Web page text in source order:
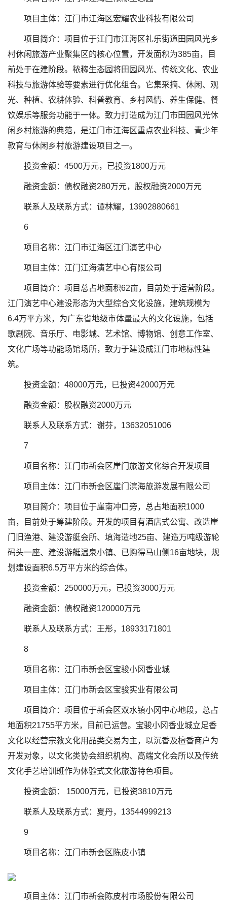
项目主体：江门市江海区宏耀农业科技有限公司
项目简介：项目位于江门市江海区礼乐街道田园风光乡
村休闲旅游产业聚集区的核心位置，开发面积为385亩，目
前处于在建阶段。秾稼生态园将田园风光、传统文化、农业
科技与旅游体验等要素进行优化组合。它集采摘、休闲、观
光、种植、农耕体验、科普教育、乡村风情、养生保健、餐
饮娱乐等服务功能于一体。致力打造成为江门市田园风光休
闲乡村旅游的典范，是江门市江海区重点农业科技、青少年
教育与休闲乡村旅游建设项目之一。
投资金额：4500万元，已投资1800万元
融资金额：债权融资280万元，股权融资2000万元
联系人及联系方式：谭林耀，13902880661
6
项目名称：江门市江海区江门演艺中心
项目主体：江门江海演艺中心有限公司
项目简介：项目总占地面积62亩，目前处于运营阶段。
江门演艺中心建设形态为大型综合文化设施，建筑规模为
6.4万平方米，为广东省地级市体量最大的文化设施，包括
歌剧院、音乐厅、电影城、艺术馆、博物馆、创意工作室、
文化广场等功能场馆场所，致力于建设成江门市地标性建
筑。
投资金额：48000万元，已投资42000万元
融资金额：股权融资2000万元
联系人及联系方式：谢芬，13632051006
7
项目名称：江门市新会区崖门旅游文化综合开发项目
项目主体：江门市新会区崖门滨海旅游发展有限公司
项目简介：项目位于崖南冲口旁，总占地面积1000
亩，目前处于筹建阶段。开发的项目有酒店式公寓、改造崖
门旧渔港、建设游艇会所、填海造地25亩、建造万吨级游轮
码头一座、建设游艇温泉小镇、已购得马山侧16亩地块，规
划建设面积6.5万平方米的综合体。
投资金额：250000万元，已投资3000万元
融资金额：债权融资120000万元
联系人及联系方式：王彤，18933171801
8
项目名称：江门市新会区宝骏小冈香业城
项目主体：江门市新会区宝骏实业有限公司
项目简介：项目位于新会区双水镇小冈中心地段，总占
地面积21755平方米，目前已运营。宝骏小冈香业城立足香
文化以经营宗教文化用品类交易为主，以沉香及檀香商户为
开发对象，以文化类协会组织机构、高端文化会所以及传统
文化手艺培训班作为体验式文化旅游特色项目。
投资金额： 15000万元，已投资3810万元
联系人及联系方式：夏丹，13544999213
9
项目名称：江门市新会区陈皮小镇
项目主体：江门市新会陈皮村市场股份有限公司